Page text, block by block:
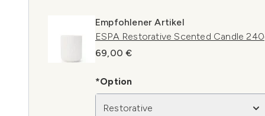
Empfohlener Artikel
ESPA Restorative Scented Candle
69,00 €
*Option
Restorative